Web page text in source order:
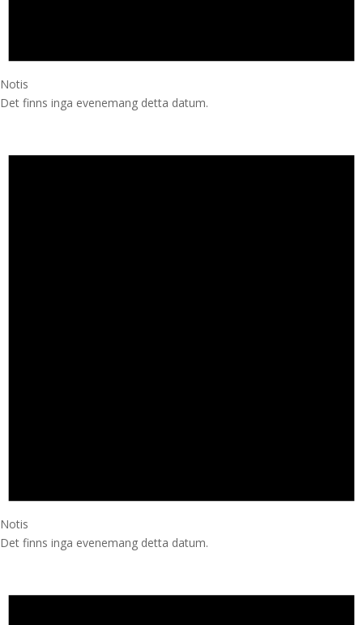
Notis
Det finns inga evenemang detta datum.
Notis
Det finns inga evenemang detta datum.